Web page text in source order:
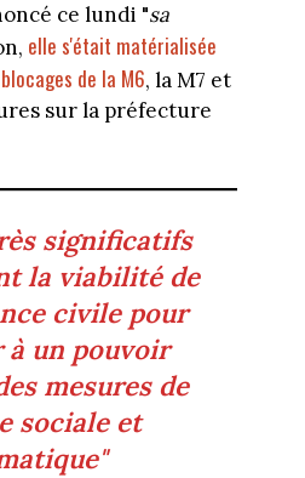
ce lundi "sa
elle s'était matérialisée
de la M6, la M7 et
sur la préfecture
significatifs
la viabilité de
civile pour
à un pouvoir
mesures de
sociale et